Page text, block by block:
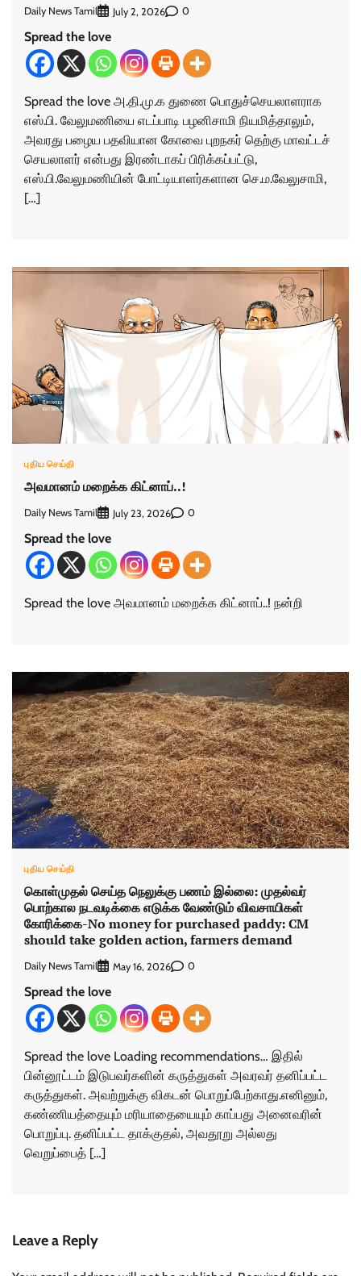
Daily News Tamil July 2, 2026 0
Spread the love
Spread the love அ.தி.மு.க துணை பொதுச்செயலாளராக
எஸ்.பி. வேலுமணியை எடப்பாடி பழனிசாமி நியமித்தாலும்,
அவரது பழைய பதவியான கோவை புறநகர் தெற்கு மாவட்டச்
செயலாளர் என்பது இரண்டாகப் பிரிக்கப்பட்டு,
எஸ்.பி.வேலுமணியின் போட்டியாளர்களான செ.ம.வேலுசாமி,
[…]
புதிய செய்தி
அவமானம் மறைக்க கிட்னாப்..!
Daily News Tamil July 23, 2026 0
Spread the love
Spread the love அவமானம் மறைக்க கிட்னாப்..! நன்றி
புதிய செய்தி
கொள்முதல் செய்த நெலுக்கு பணம் இல்லை: முதல்வர்
பொற்கால நடவடிக்கை எடுக்க வேண்டும் விவசாயிகள்
கோரிக்கை-No money for purchased paddy: CM
should take golden action, farmers demand
Daily News Tamil May 16, 2026 0
Spread the love
Spread the love Loading recommendations… இதில்
பின்னூட்டம் இடுபவர்களின் கருத்துகள் அவரவர் தனிப்பட்ட
கருத்துகள். அவற்றுக்கு விகடன் பொறுப்பேற்காது.எனினும்,
கண்ணியத்தையும் மரியாதையையும் காப்பது அனைவரின்
பொறுப்பு. தனிப்பட்ட தாக்குதல், அவதூறு அல்லது
வெறுப்பைத் […]
Leave a Reply